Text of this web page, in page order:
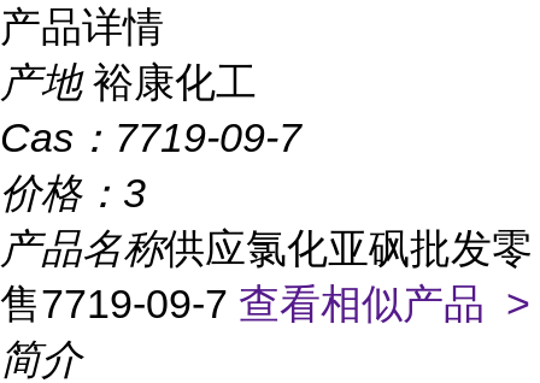
产品详情
产地 裕康化工
Cas： 7719-09-7
价格： 3
产品名称供应氯化亚砜批发零
售7719-09-7 查看相似产品 >
简介